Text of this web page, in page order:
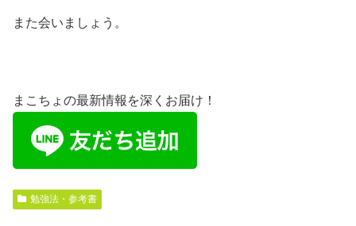
また会いましょう。
まこちょの最新情報を深くお届け！
勉強法・参考書